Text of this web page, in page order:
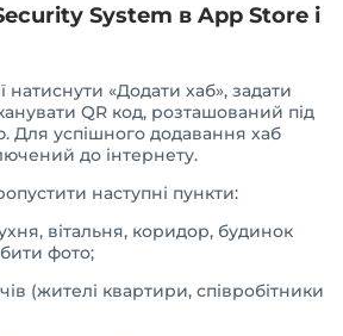
System в App Store і
натиснути «Додати хаб», задати
QR код, розташований під
успішного додавання хаб
до інтернету.
наступні пункти:
вітальня, коридор, будинок
фото;
(жителі квартири, співробітники